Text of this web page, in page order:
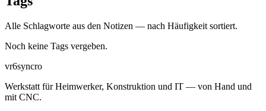
Alle Schlagworte aus den Notizen — nach Häufigkeit sortiert.
Noch keine Tags vergeben.
vr6syncro
Werkstatt für Heimwerker, Konstruktion und IT — von Hand und
mit CNC.